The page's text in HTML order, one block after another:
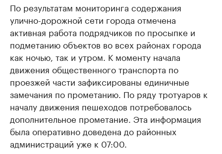
По результатам мониторинга содержания
улично-дорожной сети города отмечена
активная работа подрядчиков по просыпке и
подметанию объектов во всех районах города
как ночью, так и утром. К моменту начала
движения общественного транспорта по
проезжей части зафиксированы единичные
замечания по прометанию. По ряду тротуаров к
началу движения пешеходов потребовалось
дополнительное прометание. Эта информация
была оперативно доведена до районных
администраций уже к 07:00.